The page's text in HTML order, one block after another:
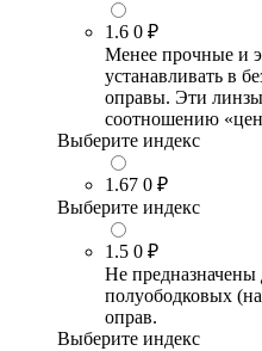
1.6 0 ₽
Менее прочные и
устанавливать в
оправы. Эти
соотношению
Выберите индекс
1.67 0 ₽
Выберите индекс
1.5 0 ₽
Не предназначены
полуободковых
оправ.
Выберите индекс